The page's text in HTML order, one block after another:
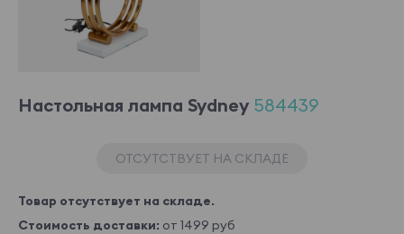
Настольная лампа Sydney 584439
ОТСУТСТВУЕТ НА СКЛАДЕ
Товар отсутствует на складе.
Стоимость доставки: от 1499 руб